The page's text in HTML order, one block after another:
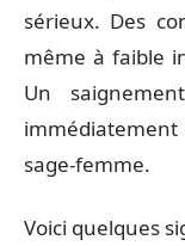
sérieux. Des
même à faible
Un
sage-femme.
Voici quelques